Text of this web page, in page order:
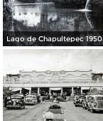
Lago de Chapultepec 1950